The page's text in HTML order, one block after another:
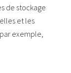
de stockage
et les
exemple,